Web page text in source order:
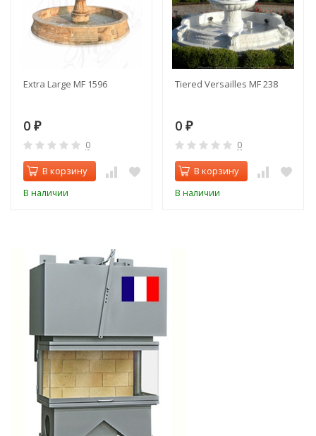
Extra Large MF 1596
0 ₽
0
В корзину
В наличии
Tiered Versailles MF 238
0 ₽
0
В корзину
В наличии